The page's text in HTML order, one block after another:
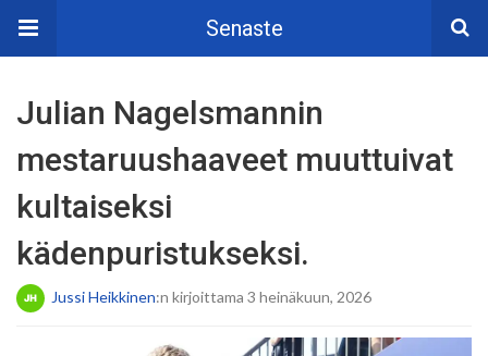
Senaste
Julian Nagelsmannin
mestaruushaaveet muuttuivat
kultaiseksi
kädenpuristukseksi.
Jussi Heikkinen:n kirjoittama 3 heinäkuun, 2026